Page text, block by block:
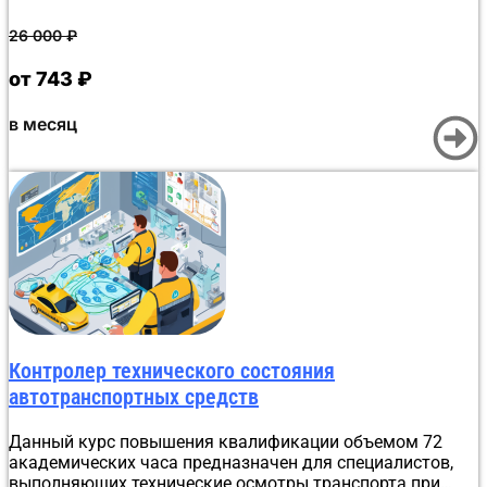
требует ручной обработки. После успешного теста в
Moodle информация автоматически поступает в
Битрикс24, где создаются документ и приказ,
подписанные усиленной квалифицированной
занимает до 30 минут, после чего документ
отправляется слушателю, а сведения вносятся в ФРДО.
26 000₽
от 743 ₽
в месяц
Контролер технического состояния
автотранспортных средств
Данный курс повышения квалификации объемом 72
академических часа предназначен для специалистов,